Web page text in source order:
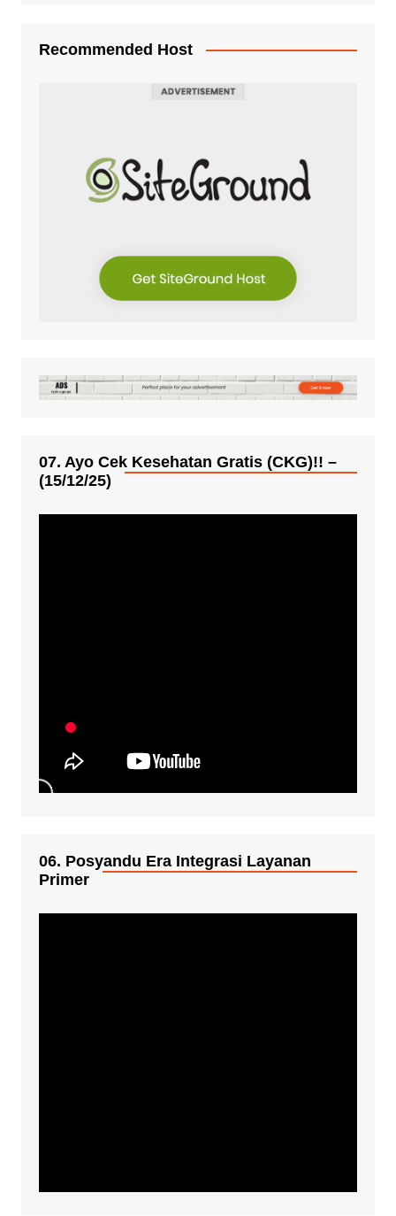
Recommended Host
07. Ayo Cek Kesehatan Gratis (CKG)!! –
(15/12/25)
06. Posyandu Era Integrasi Layanan
Primer